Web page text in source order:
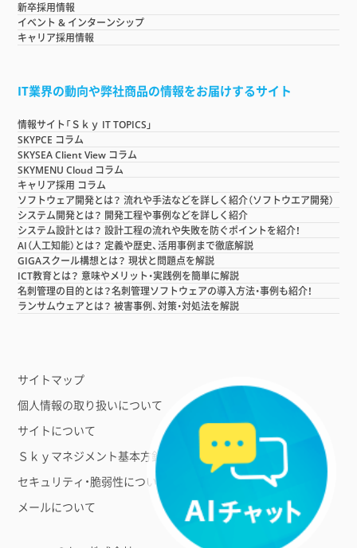
新卒採用情報
イベント & インターンシップ
キャリア採用情報
IT業界の動向や弊社商品の情報をお届けするサイト
情報サイト「Ｓｋｙ IT TOPICS」
SKYPCE コラム
SKYSEA Client View コラム
SKYMENU Cloud コラム
キャリア採用 コラム
ソフトウェア開発とは？ 流れや手法などを詳しく紹介（ソフトウエア開発）
システム開発とは？ 開発工程や事例などを詳しく紹介
システム設計とは？ 設計工程の流れや失敗を防ぐポイントを紹介！
AI（人工知能）とは？ 定義や歴史、活用事例まで徹底解説
GIGAスクール構想とは？ 現状と問題点を解説
ICT教育とは？ 意味やメリット・実践例を簡単に解説
名刺管理の目的とは？名刺管理ソフトウェアの導入方法・事例も紹介！
ランサムウェアとは？ 被害事例、対策・対処法を解説
サイトマップ
個人情報の取り扱いについて
サイトについて
Ｓｋｙマネジメント基本方針
セキュリティ・脆弱性について
メールについて